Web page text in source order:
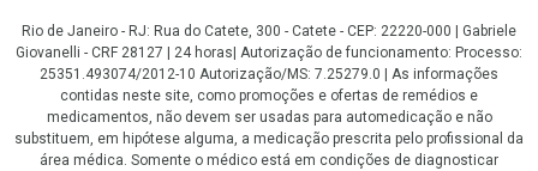
Rio de Janeiro - RJ: Rua do Catete, 300 - Catete - CEP: 22220-000 | Gabriele
Giovanelli - CRF 28127 | 24 horas| Autorização de funcionamento: Processo:
25351.493074/2012-10 Autorização/MS: 7.25279.0 | As informações
contidas neste site, como promoções e ofertas de remédios e
medicamentos, não devem ser usadas para automedicação e não
substituem, em hipótese alguma, a medicação prescrita pelo profissional da
área médica. Somente o médico está em condições de diagnosticar